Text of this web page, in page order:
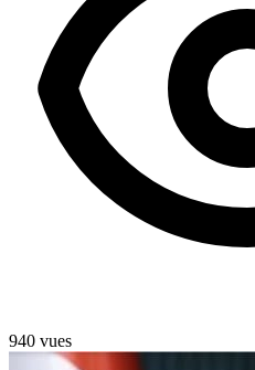
940 vues